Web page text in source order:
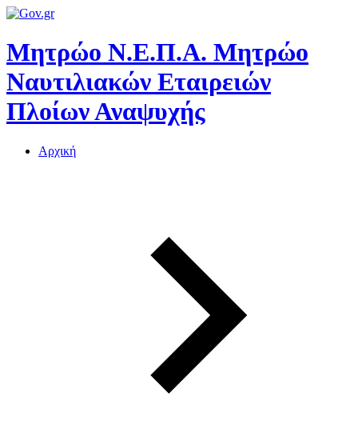
Μητρώο Ν.Ε.Π.Α. Μητρώο
Ναυτιλιακών Εταιρειών
Πλοίων Αναψυχής
Αρχική